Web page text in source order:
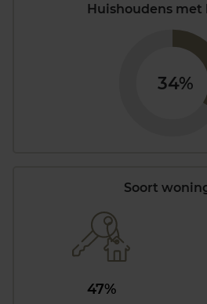
Huishoudens met
34%
Soort
47%